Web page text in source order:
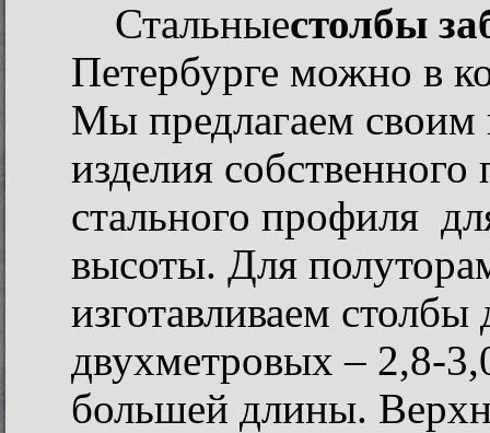
Стальныестолбы
Петербурге можно в
Мы предлагаем своим
изделия собственного
стального профиля
высоты. Для
изготавливаем
двухметровых – 2,8-
большей длины.